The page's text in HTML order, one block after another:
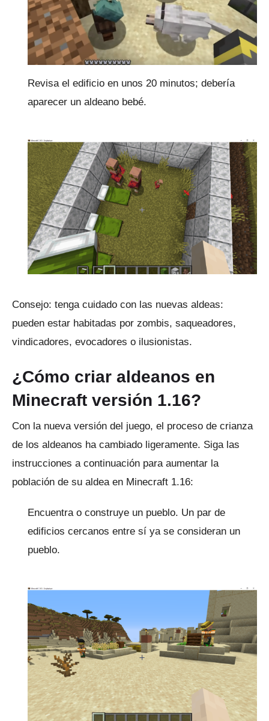
Revisa el edificio en unos 20 minutos; debería
aparecer un aldeano bebé.
Consejo: tenga cuidado con las nuevas aldeas:
pueden estar habitadas por zombis, saqueadores,
vindicadores, evocadores o ilusionistas.
¿Cómo criar aldeanos en
Minecraft versión 1.16?
Con la nueva versión del juego, el proceso de crianza
de los aldeanos ha cambiado ligeramente. Siga las
instrucciones a continuación para aumentar la
población de su aldea en Minecraft 1.16:
Encuentra o construye un pueblo. Un par de
edificios cercanos entre sí ya se consideran un
pueblo.